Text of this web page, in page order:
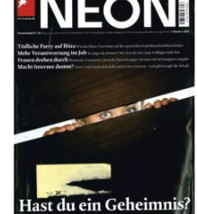
NEON – OKTOBER
2008